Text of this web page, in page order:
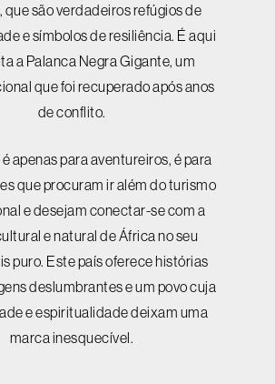
que são verdadeiros refúgios de
e símbolos de resiliência. É aqui
a Palanca Negra Gigante, um
que foi recuperado após anos
de conflito.
apenas para aventureiros, é para
que procuram ir além do turismo
e desejam conectar-se com a
e natural de África no seu
puro. Este país oferece histórias
deslumbrantes e um povo cuja
e espiritualidade deixam uma
marca inesquecível.